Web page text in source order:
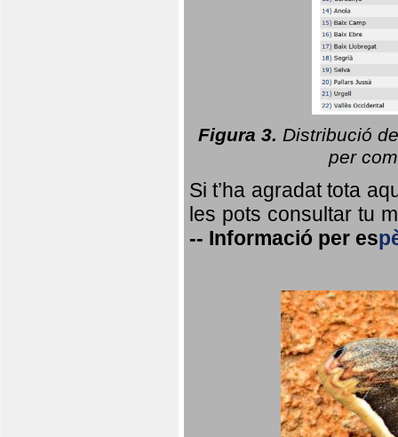
Figura 3. Distribució
per
Si t’ha agradat tota
les pots consultar tu
-- Informació per es